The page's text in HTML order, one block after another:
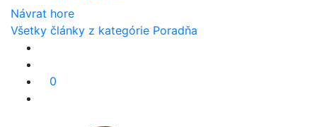
Návrat hore
Všetky články z kategórie Poradňa
0